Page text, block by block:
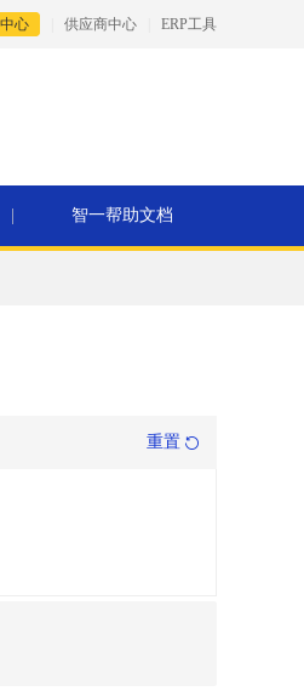
心 供应商中心 ERP工具
智一帮助文档
重置